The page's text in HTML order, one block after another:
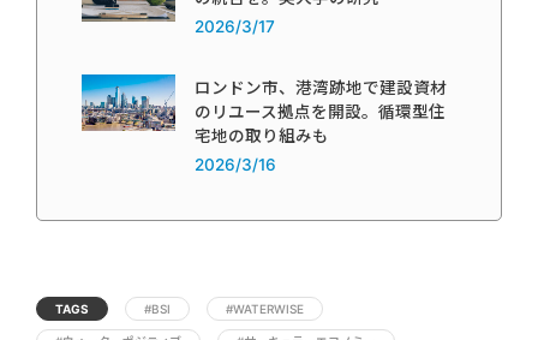
2026/3/17
ロンドン市、港湾跡地で建設資材
のリユース拠点を開設。循環型住
宅地の取り組みも
2026/3/16
TAGS #BSI #WATERWISE